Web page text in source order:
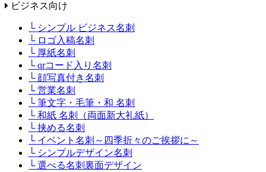
ビジネス向け
└ シンプル ビジネス名刺
└ ロゴ入稿名刺
└ 厚紙名刺
└ qrコード入り名刺
└ 顔写真付き名刺
└ 営業名刺
└ 筆文字・毛筆・和 名刺
└ 和紙 名刺（両面新大礼紙）
└ 挟める名刺
└ イベント名刺～四季折々のご挨拶に～
└ シンプルデザイン名刺
└ 選べる名刺裏面デザイン